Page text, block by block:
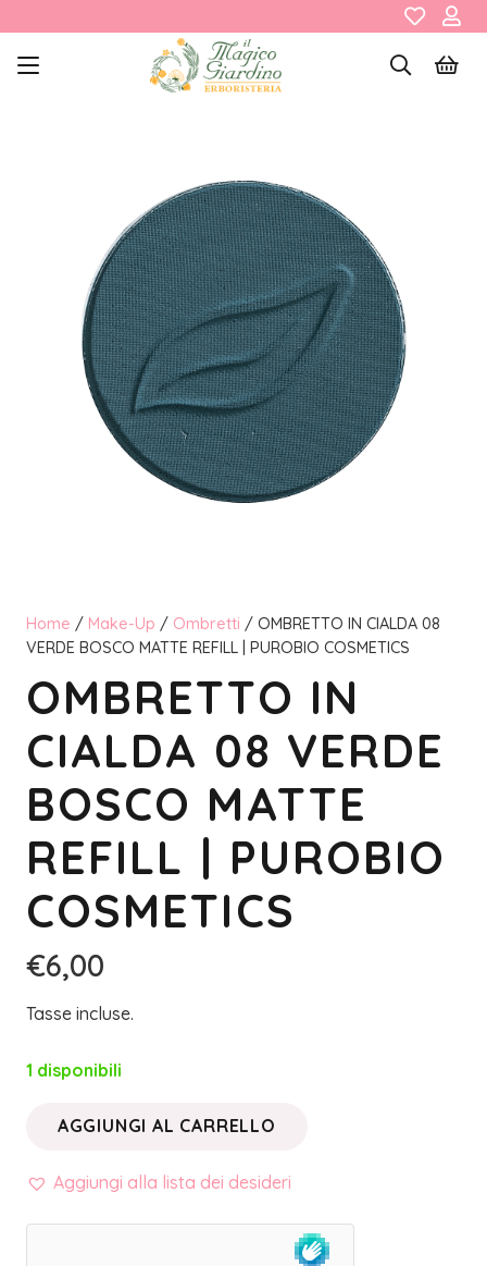
Home / Make-Up / Ombretti / OMBRETTO IN CIALDA 08
VERDE BOSCO MATTE REFILL | PUROBIO COSMETICS
OMBRETTO IN
CIALDA 08 VERDE
BOSCO MATTE
REFILL | PUROBIO
COSMETICS
€6,00
Tasse incluse.
1 disponibili
08
AGGIUNGI AL CARRELLO
Aggiungi alla lista dei desideri